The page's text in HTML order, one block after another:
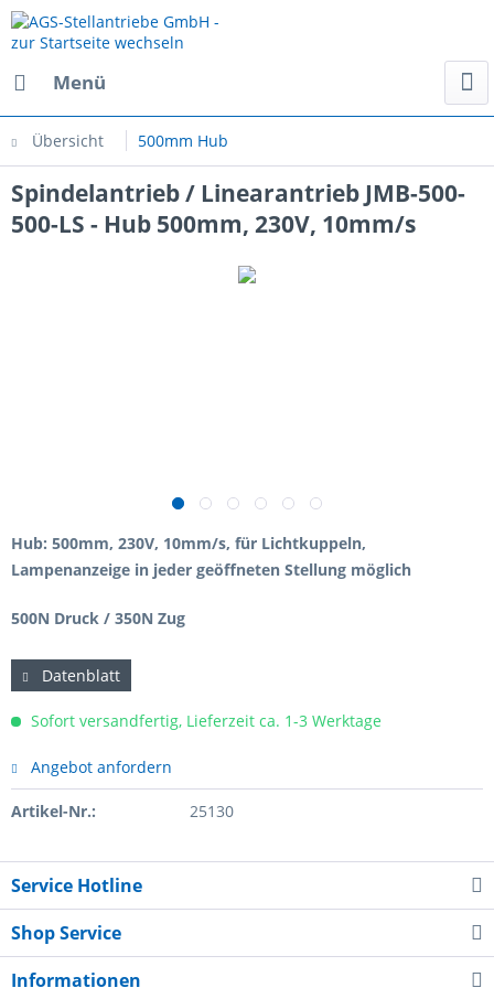
Menü
Übersicht 500mm Hub
Spindelantrieb / Linearantrieb JMB-500-
500-LS - Hub 500mm, 230V, 10mm/s
Hub: 500mm, 230V, 10mm/s, für Lichtkuppeln,
Lampenanzeige in jeder geöffneten Stellung möglich
500N Druck / 350N Zug
Datenblatt
Sofort versandfertig, Lieferzeit ca. 1-3 Werktage
Angebot anfordern
Artikel-Nr.: 25130
Service Hotline
Shop Service
Informationen